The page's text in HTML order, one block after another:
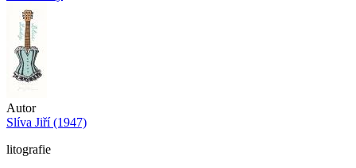
Autor
Slíva Jiří (1947)
litografie